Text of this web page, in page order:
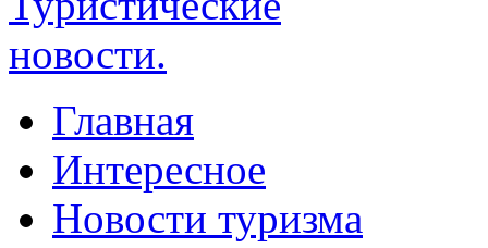
Главная
Интересное
Новости туризма